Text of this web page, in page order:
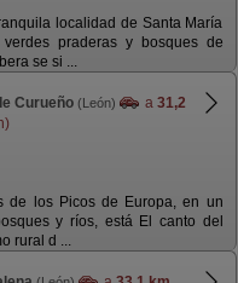
localidad de Santa María
praderas y bosques de
se si ...
Curueño (León) a 31,2
de los Picos de Europa, en un
y ríos, está El canto del
rural d ...